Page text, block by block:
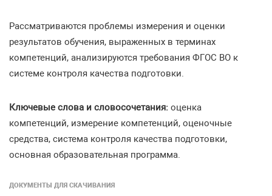
Рассматриваются проблемы измерения и оценки
результатов обучения, выраженных в терминах
компетенций, анализируются требования ФГОС ВО к
системе контроля качества подготовки.
Ключевые слова и словосочетания: оценка
компетенций, измерение компетенций, оценочные
средства, система контроля качества подготовки,
основная образовательная программа.
ДОКУМЕНТЫ ДЛЯ СКАЧИВАНИЯ